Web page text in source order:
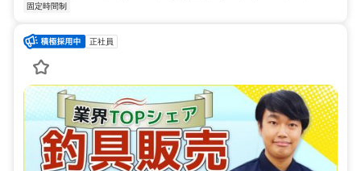
固定時間制
正社員